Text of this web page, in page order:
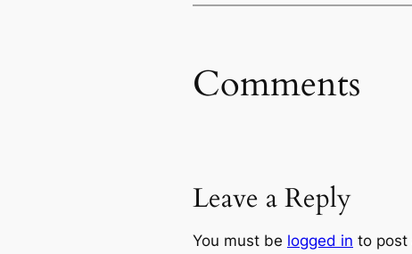
Comments
Leave a Reply
You must be logged in to post